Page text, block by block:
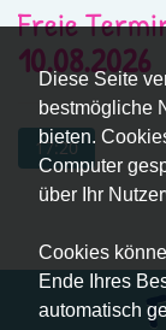
Diese Seite
bestmögliche
bieten.
Computer
über Ihr
Cookies
Ende Ihres
automatisch
Freie
10.08.2026
17:20